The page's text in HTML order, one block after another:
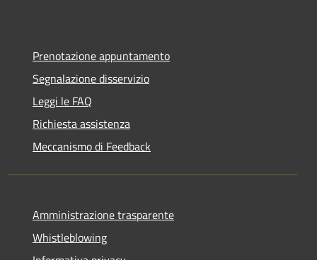
Prenotazione appuntamento
Segnalazione disservizio
Leggi le FAQ
Richiesta assistenza
Meccanismo di Feedback
Amministrazione trasparente
Whistleblowing